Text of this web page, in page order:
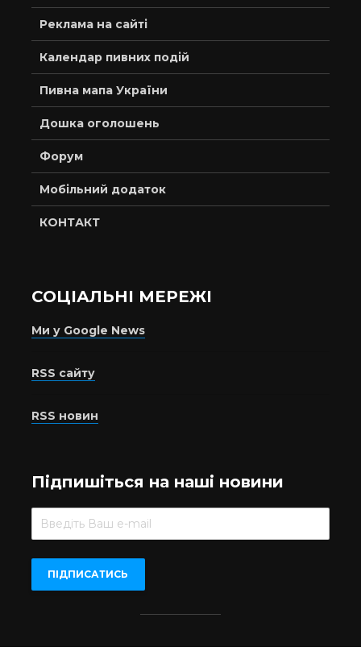
Реклама на сайті
Календар пивних подій
Пивна мапа України
Дошка оголошень
Форум
Мобільний додаток
КОНТАКТ
СОЦІАЛЬНІ МЕРЕЖІ
Ми у Google News
RSS сайту
RSS новин
Підпишіться на наші новини